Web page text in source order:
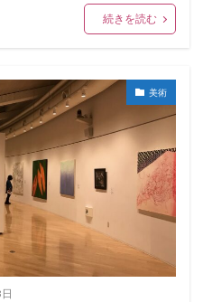
続きを読む
美術